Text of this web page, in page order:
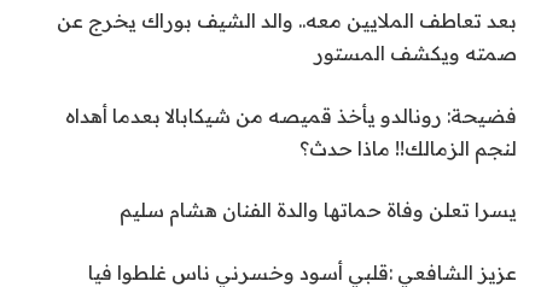
بعد تعاطف الملايين معه.. والد الشيف بوراك يخرج عن
صمته ويكشف المستور
فضيحة: رونالدو يأخذ قميصه من شيكابالا بعدما أهداه
لنجم الزمالك!! ماذا حدث؟
يسرا تعلن وفاة حماتها والدة الفنان هشام سليم
عزيز الشافعي :قلبي أسود وخسرني ناس غلطوا فيا